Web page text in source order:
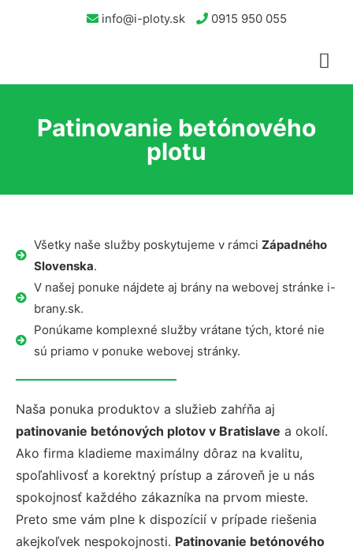
info@i-ploty.sk 0915 950 055
Patinovanie betónového
plotu
Všetky naše služby poskytujeme v rámci Západného
Slovenska.
V našej ponuke nájdete aj brány na webovej stránke i-
brany.sk.
Ponúkame komplexné služby vrátane tých, ktoré nie
sú priamo v ponuke webovej stránky.
Naša ponuka produktov a služieb zahŕňa aj
patinovanie betónových plotov v Bratislave a okolí.
Ako firma kladieme maximálny dôraz na kvalitu,
spoľahlivosť a korektný prístup a zároveň je u nás
spokojnosť každého zákazníka na prvom mieste.
Preto sme vám plne k dispozícií v prípade riešenia
akejkoľvek nespokojnosti. Patinovanie betónového